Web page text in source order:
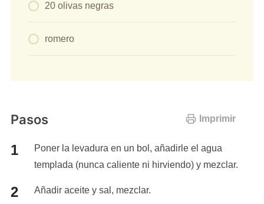
20 olivas negras
romero
Imprimir
Pasos
Poner la levadura en un bol, añadirle el agua
templada (nunca caliente ni hirviendo) y mezclar.
Añadir aceite y sal, mezclar.